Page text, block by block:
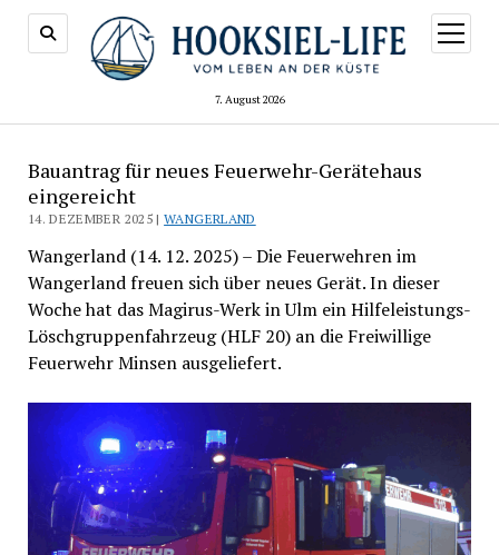
7. August 2026
Menü
öffnen
Bauantrag für neues Feuerwehr-Gerätehaus
eingereicht
14. DEZEMBER 2025 |WANGERLAND
Wangerland (14. 12. 2025) – Die Feuerwehren im
Wangerland freuen sich über neues Gerät. In dieser
Woche hat das Magirus-Werk in Ulm ein Hilfeleistungs-
Löschgruppenfahrzeug (HLF 20) an die Freiwillige
Feuerwehr Minsen ausgeliefert.